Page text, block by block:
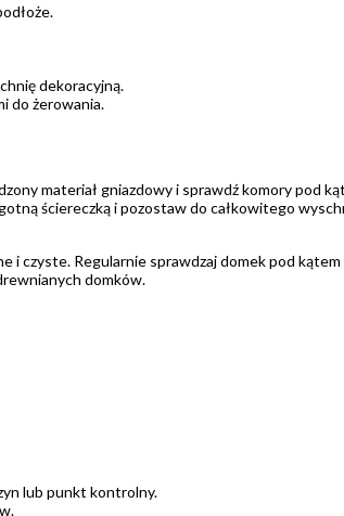
dekoracyjną.
do żerowania.
materiał gniazdowy i sprawdź komory pod
ściereczką i pozostaw do całkowitego
i czyste. Regularnie sprawdzaj domek pod kątem
domków.
lub punkt kontrolny.